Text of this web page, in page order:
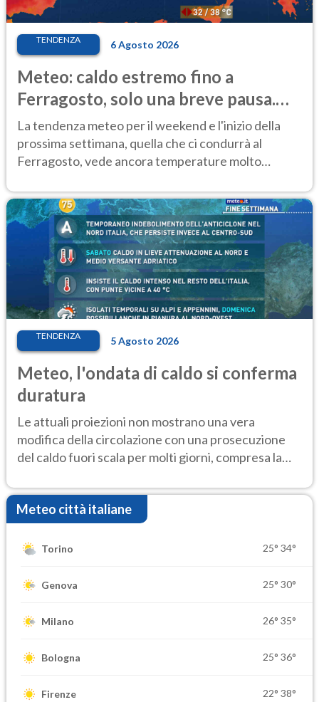
TENDENZA 6 Agosto 2026
Meteo: caldo estremo fino a
Ferragosto, solo una breve pausa.
Ecco dove
La tendenza meteo per il weekend e l'inizio della
prossima settimana, quella che ci condurrà al
Ferragosto, vede ancora temperature molto
TENDENZA 5 Agosto 2026
Meteo, l'ondata di caldo si conferma
duratura
Le attuali proiezioni non mostrano una vera
modifica della circolazione con una prosecuzione
del caldo fuori scala per molti giorni, compresa la
Meteo città italiane
Torino 25° 34°
Genova 25° 30°
Milano 26° 35°
Bologna 25° 36°
Firenze 22° 38°